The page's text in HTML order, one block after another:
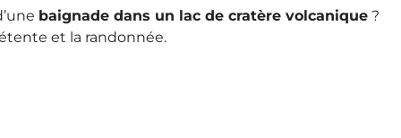
baignade dans un lac de cratère volcanique ?
et la randonnée.